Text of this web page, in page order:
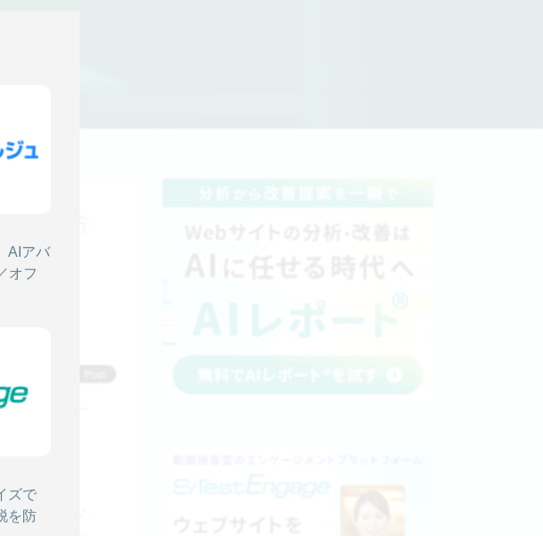
AIアバ
オフ
ズで
を防
える方
りをパワー
というテーマ